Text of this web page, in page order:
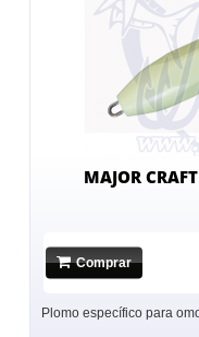
MAJOR
Comprar
Plomo específico para